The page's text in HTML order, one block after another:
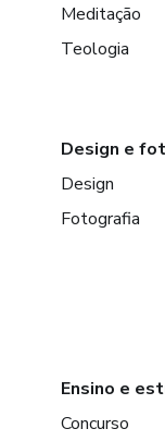
Meditação
Teologia
Design e
Design
Fotografia
Ensino e
Concurso